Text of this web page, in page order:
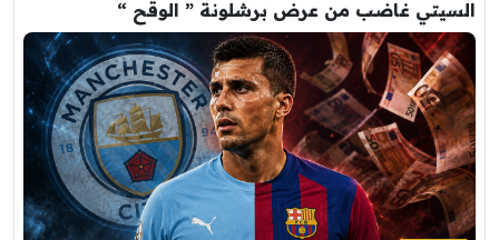
السيتي غاضب من عرض برشلونة ” الوقح “